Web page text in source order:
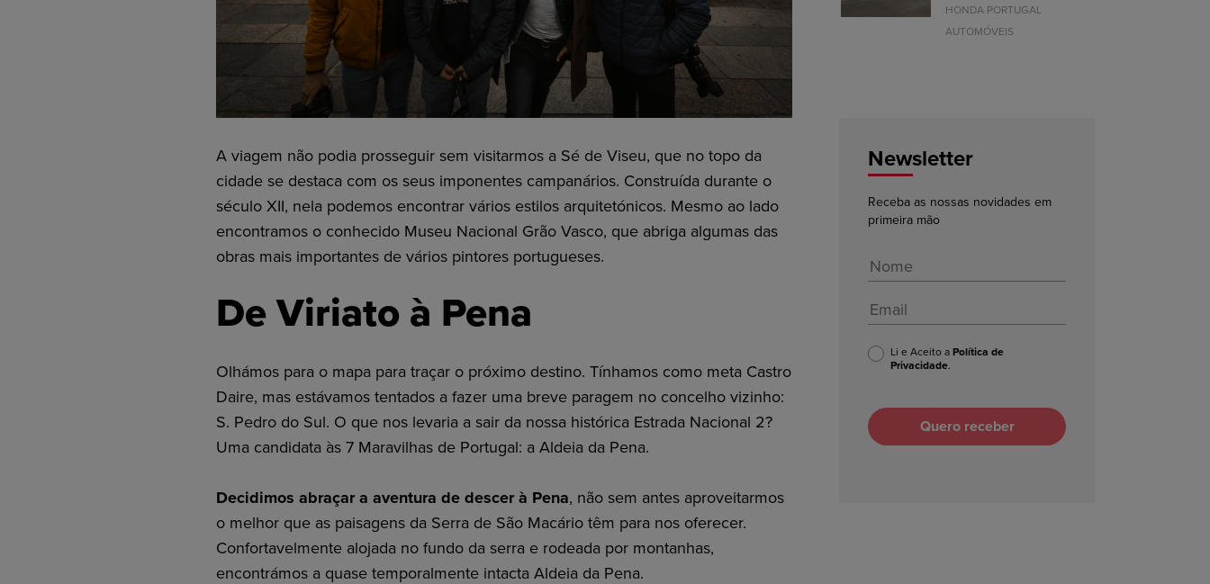
A viagem não podia prosseguir sem visitarmos a Sé de Viseu, que no topo da
cidade se destaca com os seus imponentes campanários. Construída durante o
século XII, nela podemos encontrar vários estilos arquitetónicos. Mesmo ao lado
encontramos o conhecido Museu Nacional Grão Vasco, que abriga algumas das
obras mais importantes de vários pintores portugueses.
De Viriato à Pena
Olhámos para o mapa para traçar o próximo destino. Tínhamos como meta Castro
Daire, mas estávamos tentados a fazer uma breve paragem no concelho vizinho:
S. Pedro do Sul. O que nos levaria a sair da nossa histórica Estrada Nacional 2?
Uma candidata às 7 Maravilhas de Portugal: a Aldeia da Pena.
Decidimos abraçar a aventura de descer à Pena, não sem antes aproveitarmos
o melhor que as paisagens da Serra de São Macário têm para nos oferecer.
Confortavelmente alojada no fundo da serra e rodeada por montanhas,
encontrámos a quase temporalmente intacta Aldeia da Pena.
HONDA PORTUGAL
AUTOMÓVEIS
Newsletter
Receba as nossas novidades em
primeira mão
Li e Aceito a Política de
Privacidade.